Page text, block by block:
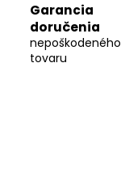
Garancia
doručenia
nepoškodeného
tovaru